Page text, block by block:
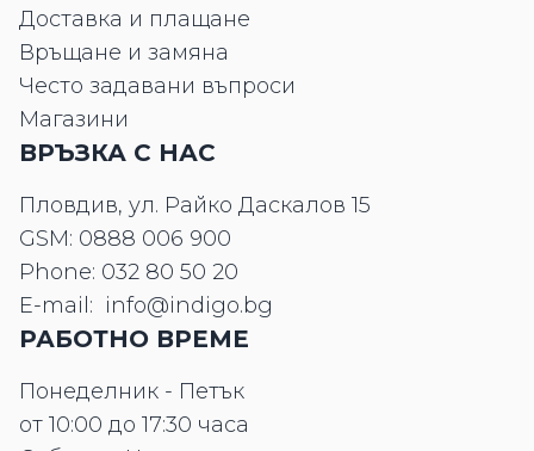
Доставка и плащане
Връщане и замяна
Често задавани въпроси
Магазини
ВРЪЗКА С НАС
Пловдив, ул. Райко Даскалов 15
GSM: 0888 006 900
Phone: 032 80 50 20
E-mail: info@indigo.bg
РАБОТНО ВРЕМЕ
Понеделник - Петък
от 10:00 до 17:30 часа